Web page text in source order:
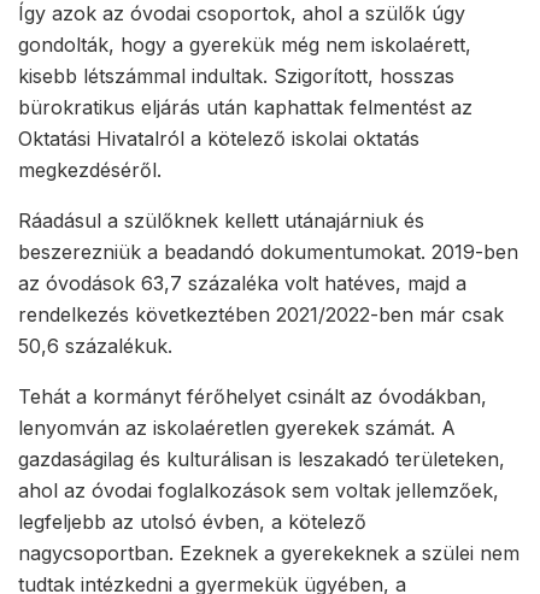
Így azok az óvodai csoportok, ahol a szülők úgy
gondolták, hogy a gyerekük még nem iskolaérett,
kisebb létszámmal indultak. Szigorított, hosszas
bürokratikus eljárás után kaphattak felmentést az
Oktatási Hivatalról a kötelező iskolai oktatás
megkezdéséről.
Ráadásul a szülőknek kellett utánajárniuk és
beszerezniük a beadandó dokumentumokat. 2019-ben
az óvodások 63,7 százaléka volt hatéves, majd a
rendelkezés következtében 2021/2022-ben már csak
50,6 százalékuk.
Tehát a kormányt férőhelyet csinált az óvodákban,
lenyomván az iskolaéretlen gyerekek számát. A
gazdaságilag és kulturálisan is leszakadó területeken,
ahol az óvodai foglalkozások sem voltak jellemzőek,
legfeljebb az utolsó évben, a kötelező
nagycsoportban. Ezeknek a gyerekeknek a szülei nem
tudtak intézkedni a gyermekük ügyében, a